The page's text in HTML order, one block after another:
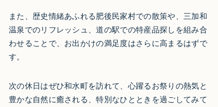
また、歴史情緒あふれる肥後民家村での散策や、三加和
温泉でのリフレッシュ、道の駅での特産品探しを組み合
わせることで、お出かけの満足度はさらに高まるはずで
す。
次の休日はぜひ和水町を訪れて、心躍るお祭りの熱気と
豊かな自然に癒される、特別なひとときを過ごしてみて